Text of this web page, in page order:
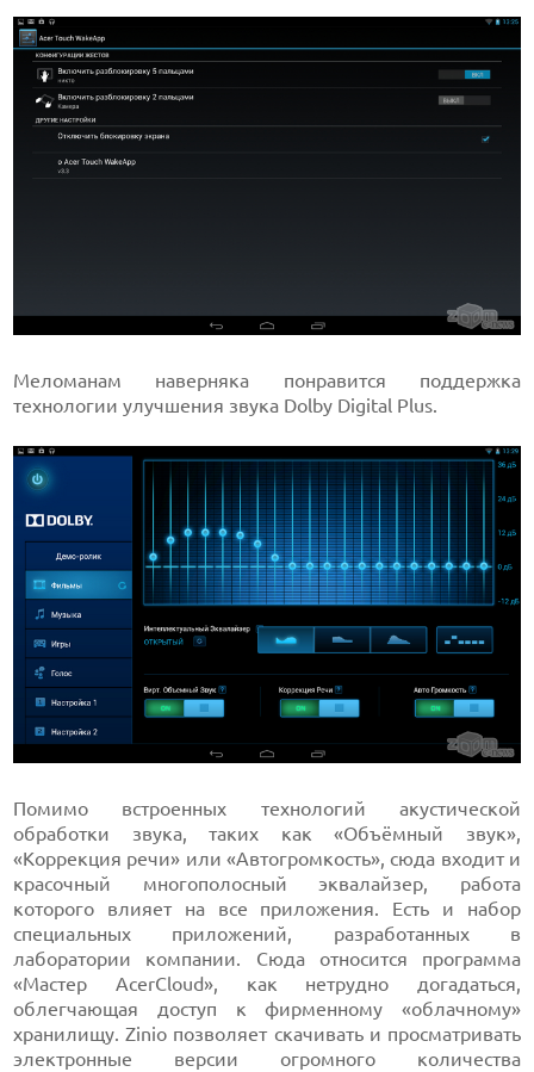
Меломанам наверняка понравится поддержка
технологии улучшения звука Dolby Digital Plus.
Помимо встроенных технологий акустической
обработки звука, таких как «Объёмный звук»,
«Коррекция речи» или «Автогромкость», сюда входит и
красочный многополосный эквалайзер, работа
которого влияет на все приложения. Есть и набор
специальных приложений, разработанных в
лаборатории компании. Сюда относится программа
«Мастер AcerCloud», как нетрудно догадаться,
облегчающая доступ к фирменному «облачному»
хранилищу. Zinio позволяет скачивать и просматривать
электронные версии огромного количества